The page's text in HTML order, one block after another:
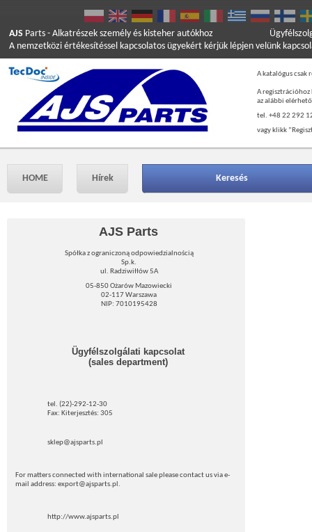
AJS Parts - Alkatrészek személy és kisteher autókhoz
A nemzetközi értékesítéssel kapcsolatos ügyekért kérjük lépjen velünk
A katalógus csak
A regisztrációhoz
az alábbi
tel. +48 22 292
vagy klikk
HOME Hírek Keresés
AJS Parts
Spółka z ograniczoną odpowiedzialnością
Sp.k.
ul. Radziwiłłów 5A
05-850 Ożarów Mazowiecki
02-117 Warszawa
NIP: 7010195428
Ügyfélszolgálati kapcsolat
(sales department)
tel. (22)-292-12-30
Fax: Kiterjesztés: 305
sklep@ajsparts.pl
For matters connected with international sale please contact us via e-
mail address: export@ajsparts.pl.
http://www.ajsparts.pl